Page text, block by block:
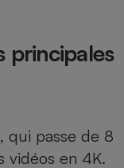
principales
qui passe de 8
vidéos en 4K.